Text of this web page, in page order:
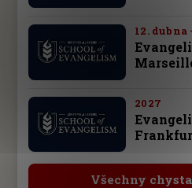
12. dubna
2027
Všechny